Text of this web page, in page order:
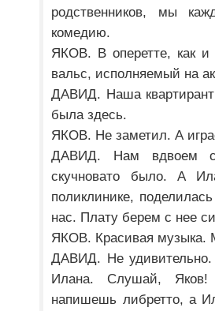
родственников, мы
комедию.
ЯКОВ. В оперетте, как и
вальс, исполняемый на
ДАВИД. Наша
была здесь.
ЯКОВ. Не заметил. А
ДАВИД. Нам вдвоем
скучновато было. А
поликлинике,
нас. Плату берем с нее
ЯКОВ. Красивая музыка.
ДАВИД. Не
Илана. Слушай,
напишешь либретто, а